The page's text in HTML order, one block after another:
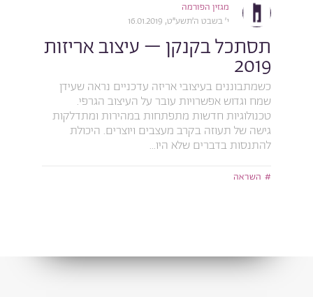
מגזין הפורמה
י׳ בשבט ה׳תשע״ט, 16.01.2019
תסתכל בקנקן – עיצוב אריזות
2019
כשמתבוננים בעיצובי אריזה עדכניים נראה שעידן
שמח וגדוש אפשרויות עובר על העיצוב הגרפי.
טכנולוגיות חדשות מתפתחות במהירות ומתדלקות
גישה של תעוזה בקרב מעצבים ויוצרים. היכולת
להתנסות בדברים שלא היו...
השראה